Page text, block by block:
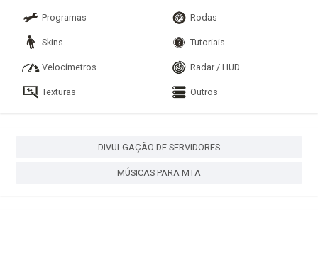
Programas Rodas
Skins Tutoriais
Velocímetros Radar / HUD
Texturas Outros
DIVULGAÇÃO DE SERVIDORES
MÚSICAS PARA MTA